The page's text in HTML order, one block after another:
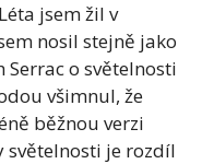
jsem žil v
nosil stejně jako
Serrac o světelnosti
všimnul, že
běžnou verzi
světelnosti je rozdíl